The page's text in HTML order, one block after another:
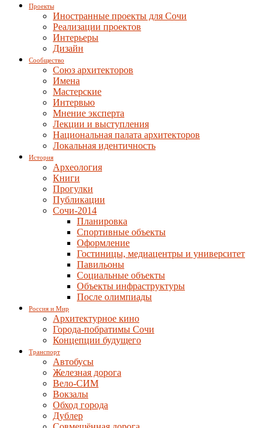
Проекты
Иностранные проекты для Сочи
Реализации проектов
Интерьеры
Дизайн
Сообщество
Союз архитекторов
Имена
Мастерские
Интервью
Мнение эксперта
Лекции и выступления
Национальная палата архитекторов
Локальная идентичность
История
Археология
Книги
Прогулки
Публикации
Сочи-2014
Планировка
Спортивные объекты
Оформление
Гостиницы, медиацентры и университет
Павильоны
Социальные объекты
Объекты инфраструктуры
После олимпиады
Россия и Мир
Архитектурное кино
Города-побратимы Сочи
Концепции будущего
Транспорт
Автобусы
Железная дорога
Вело-СИМ
Вокзалы
Обход города
Дублер